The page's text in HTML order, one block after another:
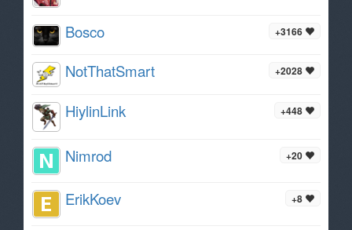
+3166
Bosco
+2028
NotThatSmart
+448
HiylinLink
+20
Nimrod
+8
ErikKoev